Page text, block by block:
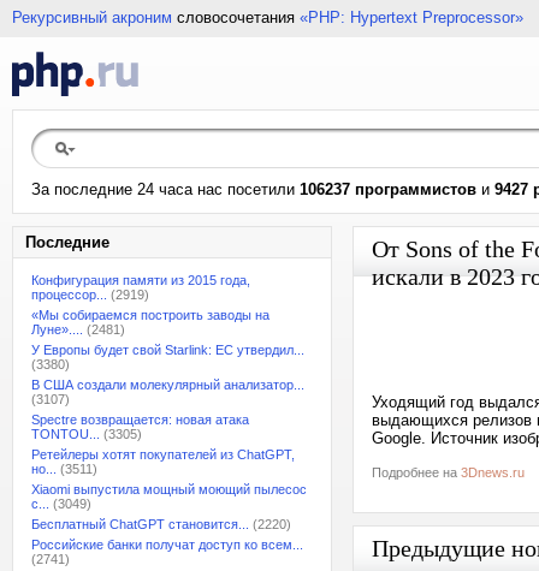
Рекурсивный акроним словосочетания «PHP: Hypertext Preprocessor»
За последние 24 часа нас посетили 106237 программистов и 9427
Последние
Конфигурация памяти из 2015 года,
процессор...
(2919)
«Мы собираемся построить заводы на
Луне»....
(2481)
У Европы будет свой Starlink: ЕС утвердил...
(3380)
В США создали молекулярный анализатор...
(3107)
Spectre возвращается: новая атака
TONTOU...
(3305)
Ретейлеры хотят покупателей из ChatGPT,
но...
(3511)
Xiaomi выпустила мощный моющий пылесос
с...
(3049)
Бесплатный ChatGPT становится...
(2220)
Российские банки получат доступ ко всем...
(2741)
От Sons of the
искали в 2023
Уходящий год
выдающихся релизов
Google. Источник
Подробнее на 3Dnews.ru
Предыдущие